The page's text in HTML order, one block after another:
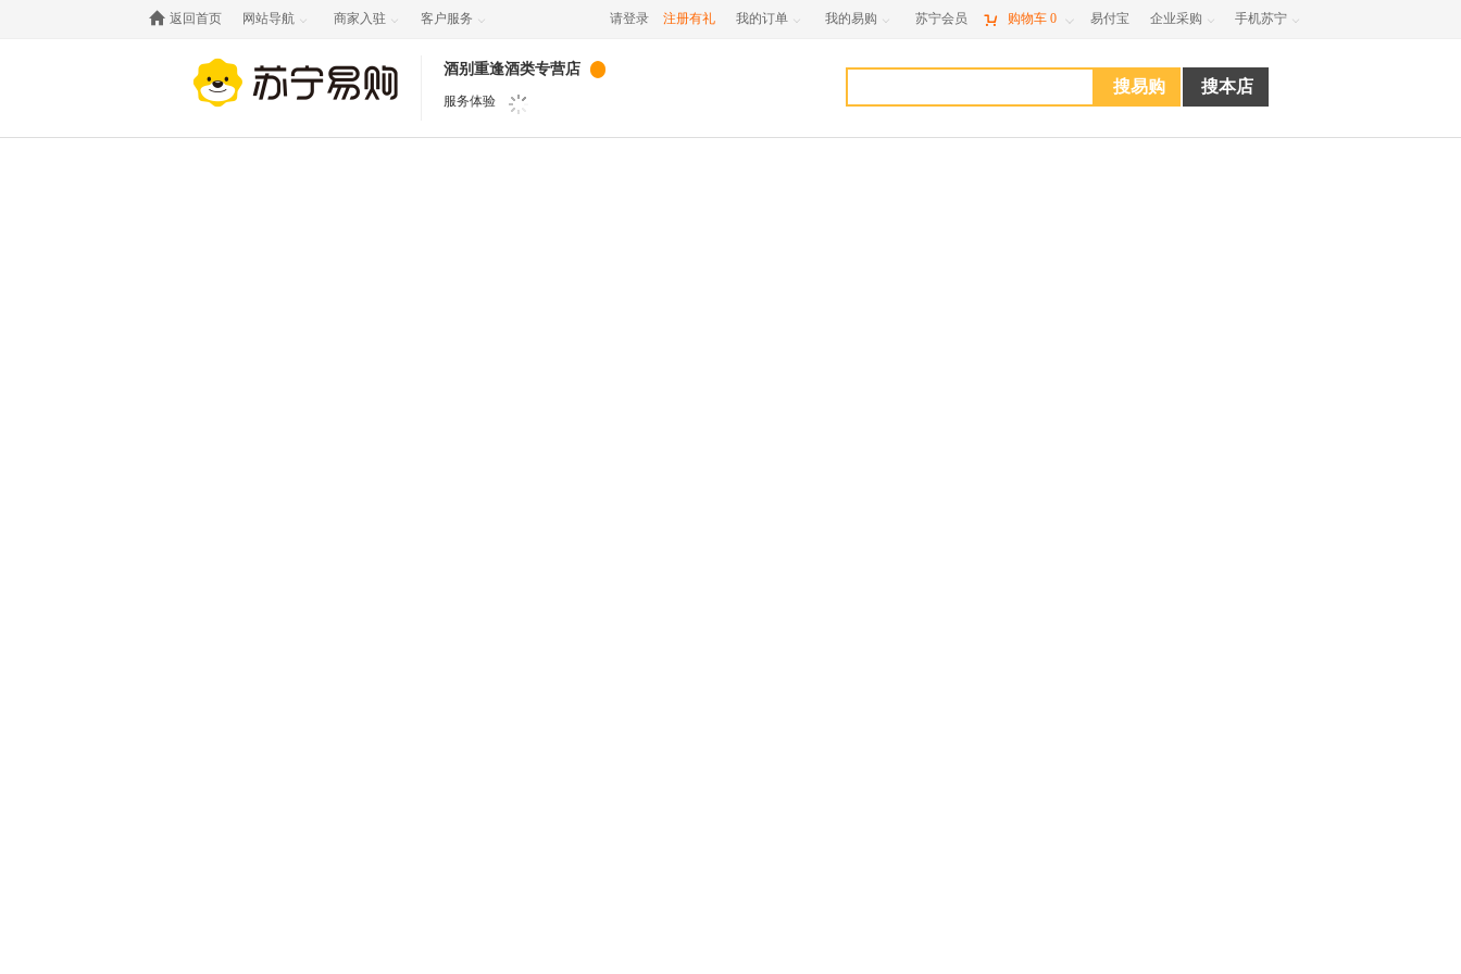
 返回首页 网站导航  商家入驻  客户服务  请登录 注册有礼 我的订单  我的易购  苏宁会员  购物车 0  易付宝 企业采购  手机苏宁 
酒别重逢酒类专营店
服务体验